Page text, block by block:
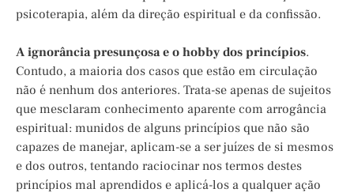
psicoterapia, além da direção espiritual e da confissão.
A ignorância presunçosa e o hobby dos princípios.
Contudo, a maioria dos casos que estão em circulação
não é nenhum dos anteriores. Trata-se apenas de sujeitos
que mesclaram conhecimento aparente com arrogância
espiritual: munidos de alguns princípios que não são
capazes de manejar, aplicam-se a ser juízes de si mesmos
e dos outros, tentando raciocinar nos termos destes
princípios mal aprendidos e aplicá-los a qualquer ação